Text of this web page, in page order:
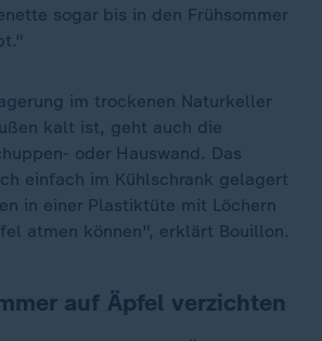
sogar bis in den Frühsommer
im trockenen Naturkeller
kalt ist, geht auch die
oder Hauswand. Das
einfach im Kühlschrank gelagert
in einer Plastiktüte mit Löchern
atmen können", erklärt Bouillon.
auf Äpfel verzichten